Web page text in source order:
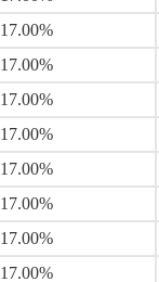
17.00%
17.00%
17.00%
17.00%
17.00%
17.00%
17.00%
17.00%